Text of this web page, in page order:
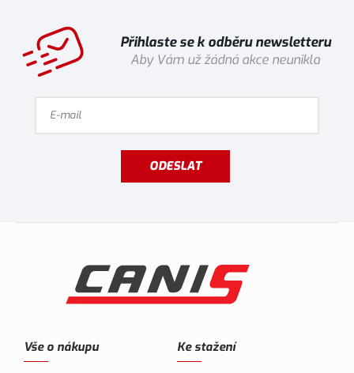
Přihlaste se k odběru newsletteru
Aby Vám už žádná akce neunikla
ODESLAT
Vše o nákupu Ke stažení